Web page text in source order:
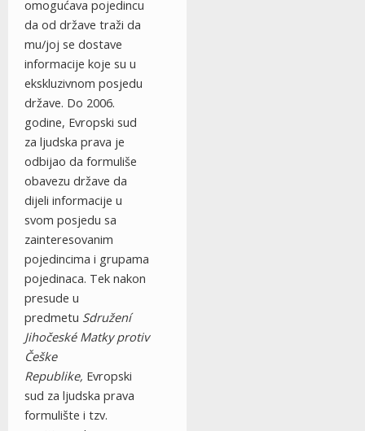
omogućava pojedincu
da od države traži da
mu/joj se dostave
informacije koje su u
ekskluzivnom posjedu
države. Do 2006.
godine, Evropski sud
za ljudska prava je
odbijao da formuliše
obavezu države da
dijeli informacije u
svom posjedu sa
zainteresovanim
pojedincima i grupama
pojedinaca. Tek nakon
presude u
predmetu Sdružení
Jihočeské Matky protiv
Češke
Republike, Evropski
sud za ljudska prava
formulište i tzv.